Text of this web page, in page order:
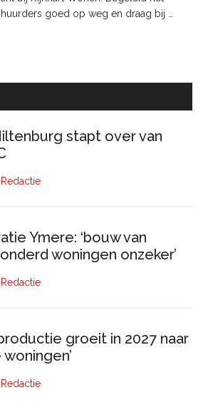
goed op weg en draag bij …
stapt over van
Redactie
Ymere: ‘bouw van
woningen onzeker’
Redactie
groeit in 2027 naar
Redactie